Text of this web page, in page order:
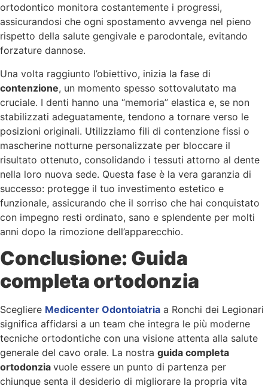
ortodontico monitora costantemente i progressi,
assicurandosi che ogni spostamento avvenga nel pieno
rispetto della salute gengivale e parodontale, evitando
forzature dannose.
Una volta raggiunto l’obiettivo, inizia la fase di
contenzione, un momento spesso sottovalutato ma
cruciale. I denti hanno una “memoria” elastica e, se non
stabilizzati adeguatamente, tendono a tornare verso le
posizioni originali. Utilizziamo fili di contenzione fissi o
mascherine notturne personalizzate per bloccare il
risultato ottenuto, consolidando i tessuti attorno al dente
nella loro nuova sede. Questa fase è la vera garanzia di
successo: protegge il tuo investimento estetico e
funzionale, assicurando che il sorriso che hai conquistato
con impegno resti ordinato, sano e splendente per molti
anni dopo la rimozione dell’apparecchio.
Conclusione: Guida
completa ortodonzia
Scegliere Medicenter Odontoiatria a Ronchi dei Legionari
significa affidarsi a un team che integra le più moderne
tecniche ortodontiche con una visione attenta alla salute
generale del cavo orale. La nostra guida completa
ortodonzia vuole essere un punto di partenza per
chiunque senta il desiderio di migliorare la propria vita